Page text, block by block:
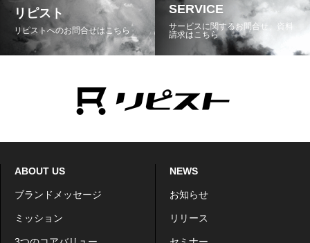
リピスト
リピストへのお問合せはこちら
SERVICE
サービスに関するお問合せ、資料
請求はこちら
ABOUT US
ブランドメッセージ
ミッション
NEWS
お知らせ
リリース